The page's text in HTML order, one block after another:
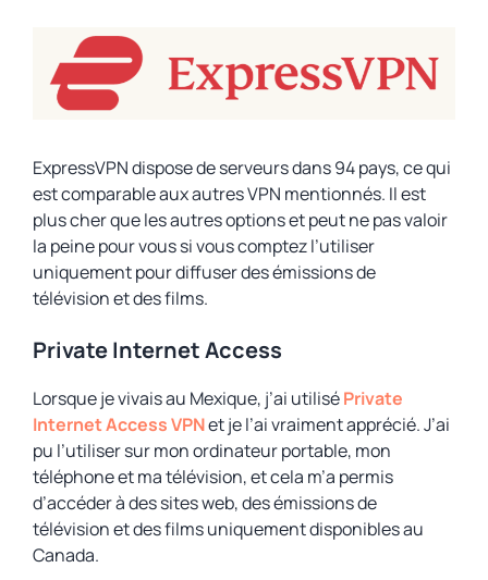
ExpressVPN dispose de serveurs dans 94 pays, ce qui
est comparable aux autres VPN mentionnés. Il est
plus cher que les autres options et peut ne pas valoir
la peine pour vous si vous comptez l’utiliser
uniquement pour diffuser des émissions de
télévision et des films.
Private Internet Access
Lorsque je vivais au Mexique, j’ai utiliséPrivate
Internet Access VPNet je l’ai vraiment apprécié. J’ai
pu l’utiliser sur mon ordinateur portable, mon
téléphone et ma télévision, et cela m’a permis
d’accéder à des sites web, des émissions de
télévision et des films uniquement disponibles au
Canada.